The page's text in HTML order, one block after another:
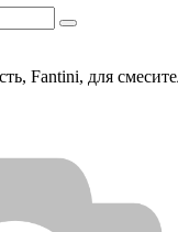
Fantini, для